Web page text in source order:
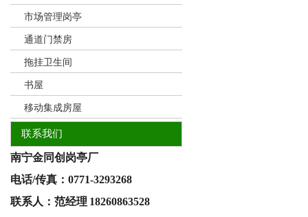
市场管理岗亭
通道门禁房
拖挂卫生间
书屋
移动集成房屋
联系我们
南宁金同创岗亭厂
电话/传真 ： 0771-3293268
联系人：范经理 18260863528